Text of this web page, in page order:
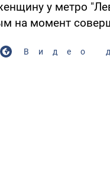
у метро
на момент
Видео